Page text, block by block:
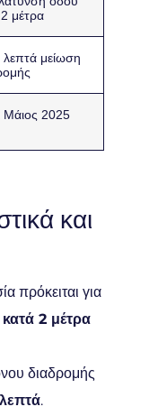
μέτρα
μείωση
Μάιος 2025
και
πρόκειται για
2 μέτρα
διαδρομής
.